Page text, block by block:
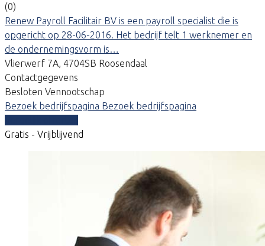
(0)
Renew Payroll Facilitair BV is een payroll specialist die is
opgericht op 28-06-2016. Het bedrijf telt 1 werknemer en
de ondernemingsvorm is…
Vlierwerf 7A, 4704SB Roosendaal
Contactgegevens
Besloten Vennootschap
Bezoek bedrijfspagina Bezoek bedrijfspagina
Gratis - Vrijblijvend